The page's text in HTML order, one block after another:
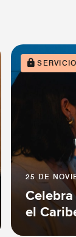
25 DE
el